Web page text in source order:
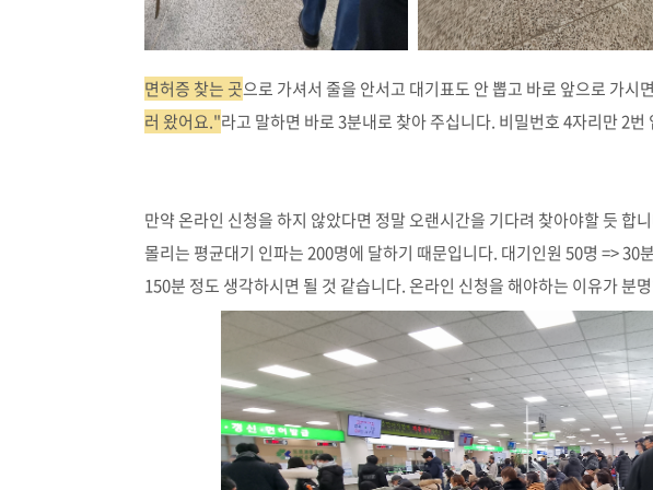
면허증 찾는 곳으로 가셔서 줄을 안서고 대기표도 안 뽑고 바로 앞으로 가시
러 왔어요."라고 말하면 바로 3분내로 찾아 주십니다. 비밀번호 4자리만 2번
만약 온라인 신청을 하지 않았다면 정말 오랜시간을 기다려 찾아야할 듯 합
몰리는 평균대기 인파는 200명에 달하기 때문입니다. 대기인원 50명 =>
150분 정도 생각하시면 될 것 같습니다. 온라인 신청을 해야하는 이유가 분